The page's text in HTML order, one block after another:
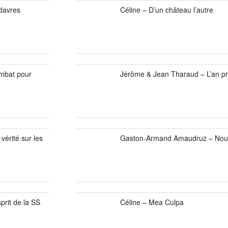
pour
sur les
de la SS
Céline – D’un château l’autre
Jérôme & Jean Tharaud – L’an
Gaston-Armand Amaudruz –
Céline – Mea Culpa